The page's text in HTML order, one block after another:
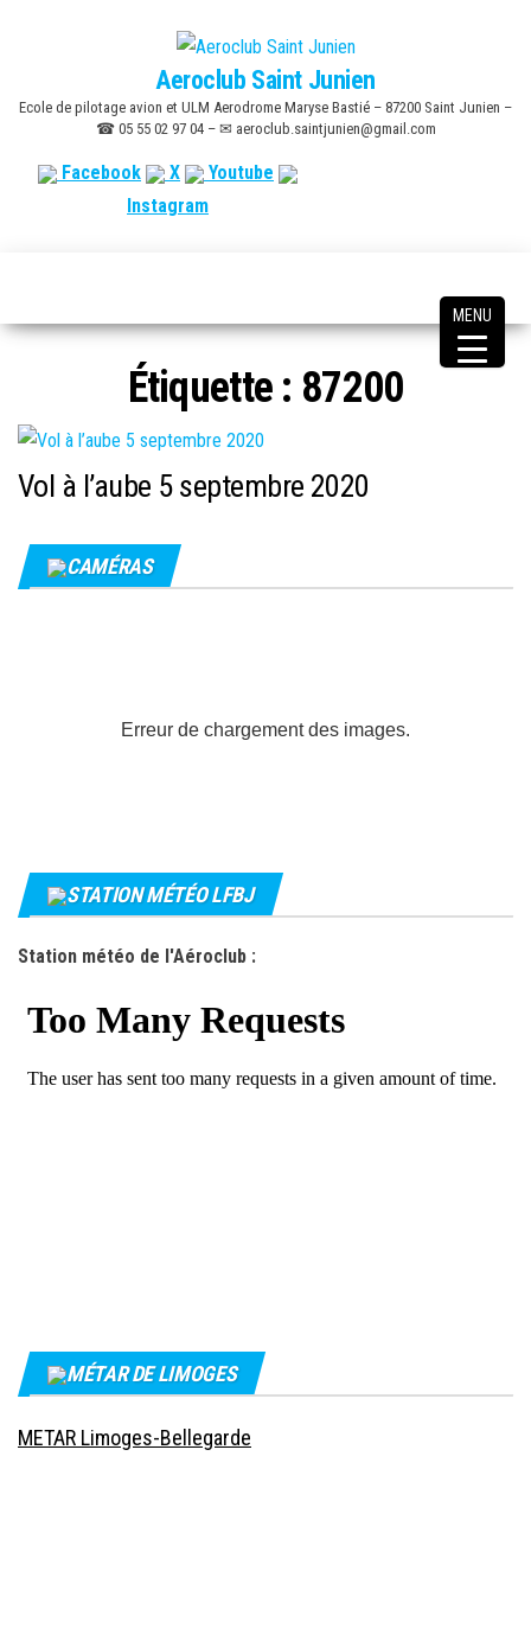
content
Aeroclub Saint Junien
Ecole de pilotage avion et ULM Aerodrome Maryse Bastié – 87200 Saint Junien –
☎ 05 55 02 97 04 – ✉ aeroclub.saintjunien@gmail.com
Facebook X
Youtube
Instagram
Étiquette : 87200
Vol à l’aube 5 septembre 2020
CAMÉRAS
Erreur de chargement des images.
STATION MÉTÉO LFBJ
Station météo de l'Aéroclub :
MÉTAR DE LIMOGES
METAR Limoges-Bellegarde
MENU